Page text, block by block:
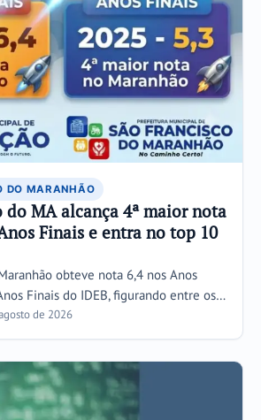
DO MARANHÃO
do MA alcança 4ª maior nota
Finais e entra no top 10
obteve nota 6,4 nos Anos
Finais do IDEB, figurando entre os…
de 2026